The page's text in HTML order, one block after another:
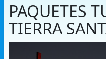
PAQUETES
TIERRA